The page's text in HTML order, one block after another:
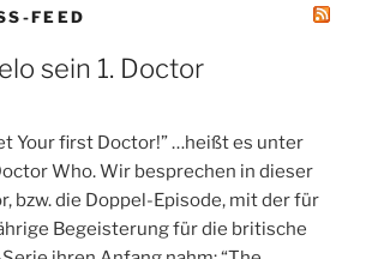
FEED
sein 1. Doctor
Your first Doctor!” …heißt es unter
Who. Wir besprechen in dieser
bzw. die Doppel-Episode, mit der für
Begeisterung für die britische